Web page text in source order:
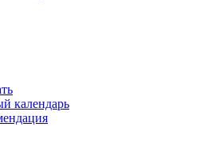
календарь